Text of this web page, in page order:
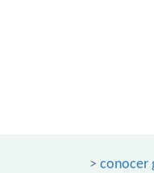
> conocer